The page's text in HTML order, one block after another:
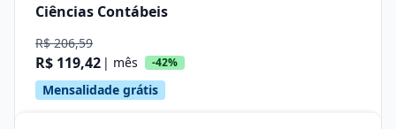
Ciências Contábeis
R$ 206,59
R$ 119,42 | mês -42%
Mensalidade grátis